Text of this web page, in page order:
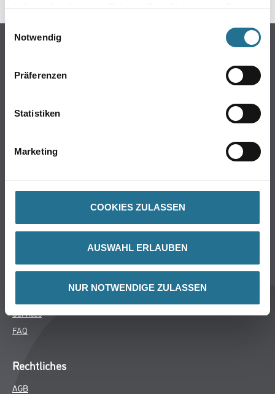
haben oder die sie im Rahmen Ihrer Nutzung der Dienste
Einwilligungsauswahl
Notwendig
Präferenzen
Statistiken
Marketing
COOKIES ZULASSEN
AUSWAHL ERLAUBEN
NUR NOTWENDIGE ZULASSEN
Online-Shop
Putze- und Spachtelmassen
Wand- & Deckenbeläge
Über uns
MPlus
Services
FAQ
Rechtliches
AGB